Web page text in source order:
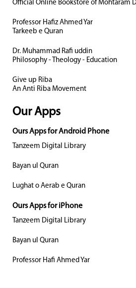
Official Online Bookstore of Mohtaram
Professor Hafiz Ahmed Yar
Tarkeeb e Quran
Dr. Muhammad Rafi uddin
Philosophy - Theology - Education
Give up Riba
An Anti Riba Movement
Our Apps
Ours Apps for Android Phone
Tanzeem Digital Library
Bayan ul Quran
Lughat o Aerab e Quran
Ours Apps for iPhone
Tanzeem Digital Library
Bayan ul Quran
Professor Hafi Ahmed Yar